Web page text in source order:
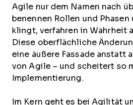
Agile nur dem Namen nach
benennen Rollen und
klingt, verfahren in Wahrheit
Diese oberflächliche
eine äußere Fassade anstatt
von Agile – und scheitert so
Implementierung.
Im Kern geht es bei Agilität